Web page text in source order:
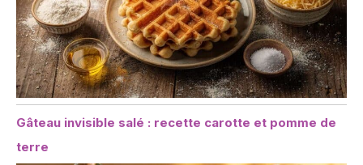
Gâteau invisible salé : recette carotte et pomme de
terre